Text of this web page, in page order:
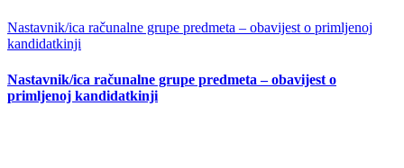
Nastavnik/ica računalne grupe predmeta – obavijest o primljenoj
kandidatkinji
Nastavnik/ica računalne grupe predmeta – obavijest o
primljenoj kandidatkinji